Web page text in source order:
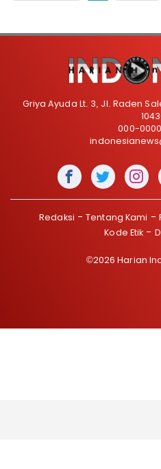
Griya Ayuda Lt. 3, Jl. Raden
000-
Redaksi Tentang Kami
Kode Etik
©2026 Harian